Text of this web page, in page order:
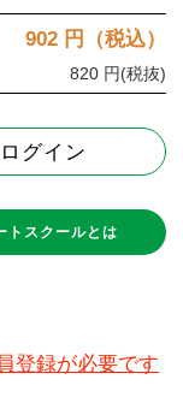
902 円（税込）
820 円(税抜)
ログイン
トスクールとは
登録が必要です